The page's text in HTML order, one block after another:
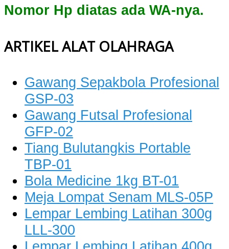
Nomor Hp diatas ada WA-nya.
ARTIKEL ALAT OLAHRAGA
Gawang Sepakbola Profesional
GSP-03
Gawang Futsal Profesional
GFP-02
Tiang Bulutangkis Portable
TBP-01
Bola Medicine 1kg BT-01
Meja Lompat Senam MLS-05P
Lempar Lembing Latihan 300g
LLL-300